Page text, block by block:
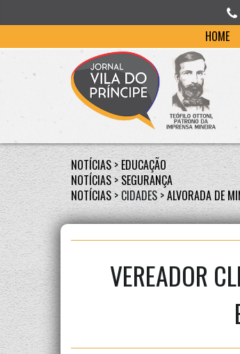
HOME
NOTÍCIAS>EDUCAÇÃO
NOTÍCIAS>SEGURANÇA
NOTÍCIAS> CIDADES >ALVORADA DE
VEREADOR